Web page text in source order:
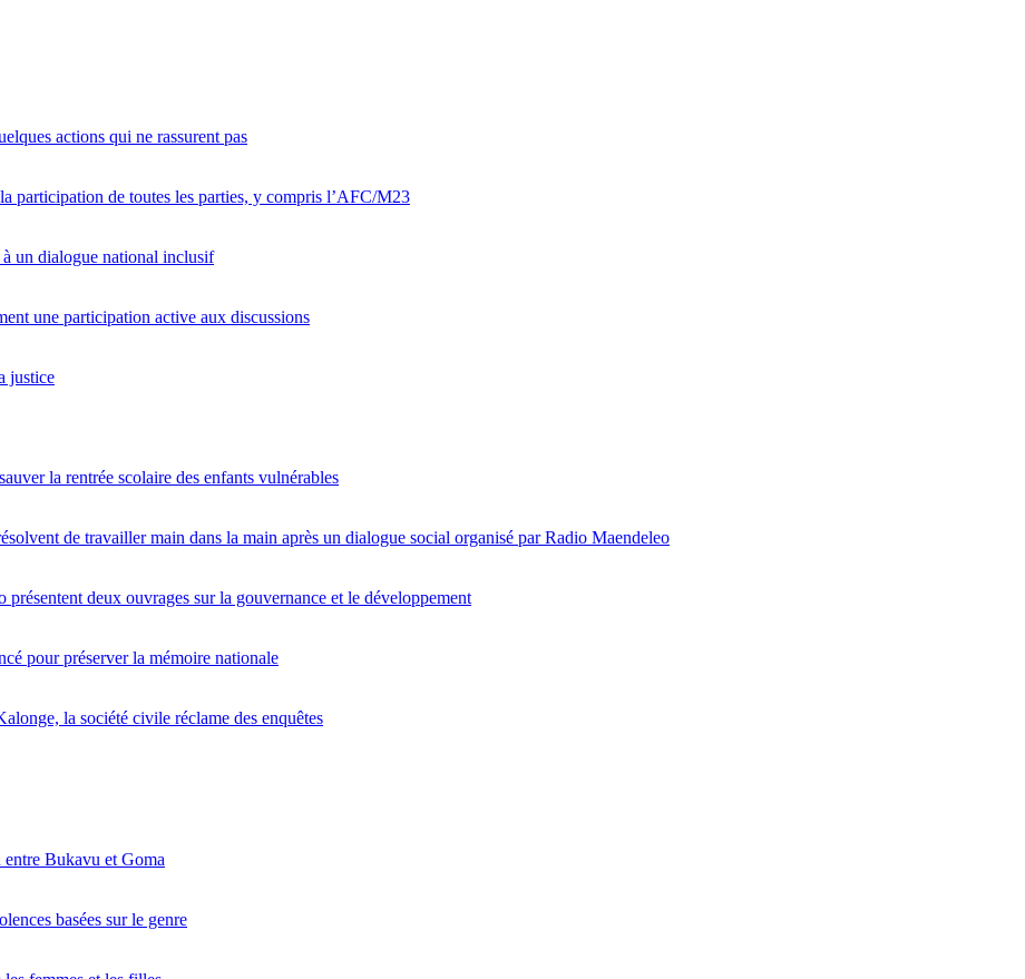
actions qui ne rassurent pas
participation de toutes les parties, y compris l’AFC/M23
un dialogue national inclusif
une participation active aux discussions
justice
la rentrée scolaire des enfants vulnérables
de travailler main dans la main après un dialogue social organisé par Radio Maendeleo
deux ouvrages sur la gouvernance et le développement
pour préserver la mémoire nationale
la société civile réclame des enquêtes
Bukavu et Goma
basées sur le genre